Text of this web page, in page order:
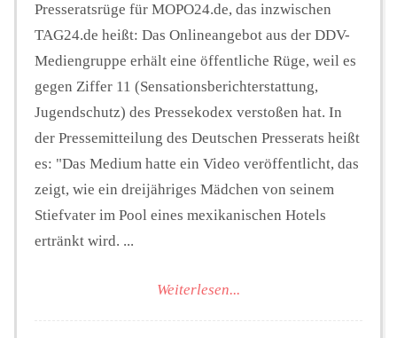
Presseratsrüge für MOPO24.de, das inzwischen
TAG24.de heißt: Das Onlineangebot aus der DDV-
Mediengruppe erhält eine öffentliche Rüge, weil es
gegen Ziffer 11 (Sensationsberichterstattung,
Jugendschutz) des Pressekodex verstoßen hat. In
der Pressemitteilung des Deutschen Presserats heißt
es: "Das Medium hatte ein Video veröffentlicht, das
zeigt, wie ein dreijähriges Mädchen von seinem
Stiefvater im Pool eines mexikanischen Hotels
ertränkt wird. ...
Weiterlesen...